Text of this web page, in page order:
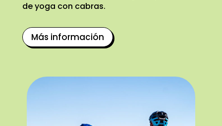
de yoga con cabras.
Más información